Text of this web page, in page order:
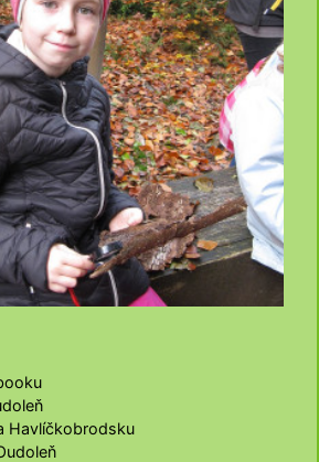
Havlíčkobrodsku